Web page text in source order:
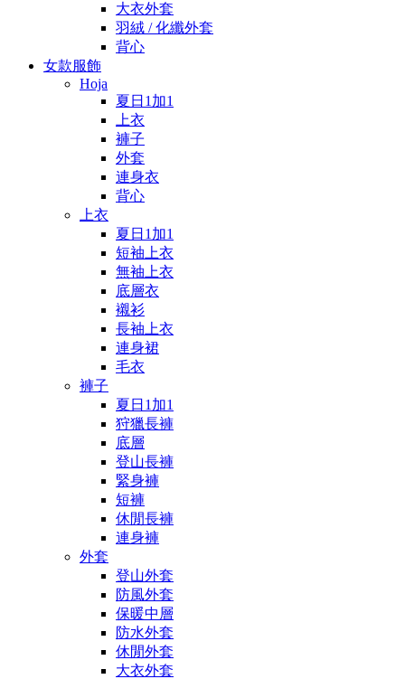
大衣外套
羽絨 / 化纖外套
背心
女款服飾
Hoja
夏日1加1
上衣
褲子
外套
連身衣
背心
上衣
夏日1加1
短袖上衣
無袖上衣
底層衣
襯衫
長袖上衣
連身裙
毛衣
褲子
夏日1加1
狩獵長褲
底層
登山長褲
緊身褲
短褲
休閒長褲
連身褲
外套
登山外套
防風外套
保暖中層
防水外套
休閒外套
大衣外套